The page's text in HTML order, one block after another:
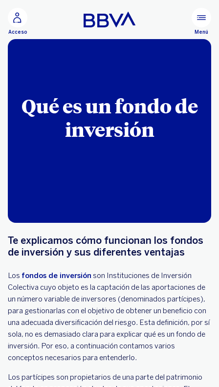
Acceso Menú
Qué es un fondo de
inversión
Te explicamos cómo funcionan los fondos
de inversión y sus diferentes ventajas
Los fondos de inversión son Instituciones de Inversión
Colectiva cuyo objeto es la captación de las aportaciones de
un número variable de inversores (denominados partícipes),
para gestionarlas con el objetivo de obtener un beneficio con
una adecuada diversificación del riesgo. Esta definición, por sí
sola, no es demasiado clara para explicar qué es un fondo de
inversión. Por eso, a continuación contamos varios
conceptos necesarios para entenderlo.
Los partícipes son propietarios de una parte del patrimonio